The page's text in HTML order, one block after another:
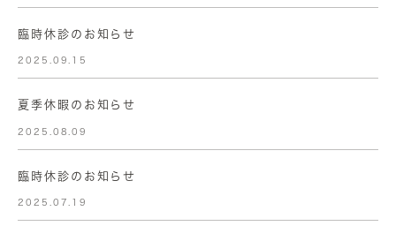
臨時休診のお知らせ
2025.09.15
夏季休暇のお知らせ
2025.08.09
臨時休診のお知らせ
2025.07.19